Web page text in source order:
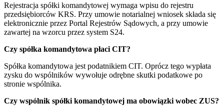
Rejestracja spółki komandytowej wymaga wpisu do rejestru
przedsiębiorców KRS. Przy umowie notarialnej wniosek składa się
elektronicznie przez Portal Rejestrów Sądowych, a przy umowie
zawartej na wzorcu przez system S24.
Czy spółka komandytowa płaci CIT?
Spółka komandytowa jest podatnikiem CIT. Oprócz tego wypłata
zysku do wspólników wywołuje odrębne skutki podatkowe po
stronie wspólnika.
Czy wspólnik spółki komandytowej ma obowiązki wobec ZUS?